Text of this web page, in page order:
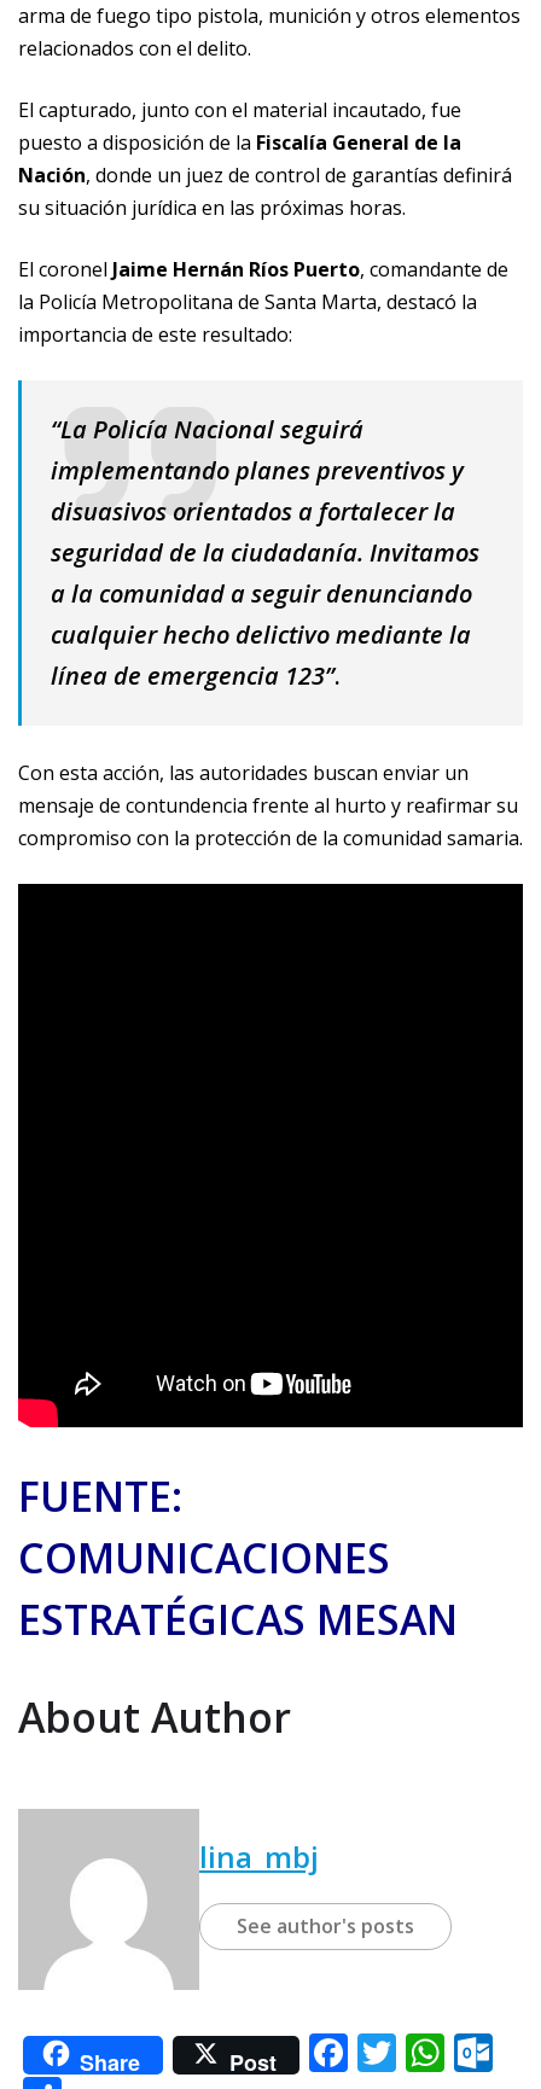
arma de fuego tipo pistola, munición y otros elementos
relacionados con el delito.
El capturado, junto con el material incautado, fue
puesto a disposición de la Fiscalía General de la
Nación, donde un juez de control de garantías definirá
su situación jurídica en las próximas horas.
El coronel Jaime Hernán Ríos Puerto, comandante de
la Policía Metropolitana de Santa Marta, destacó la
importancia de este resultado:
“La Policía Nacional seguirá
implementando planes preventivos y
disuasivos orientados a fortalecer la
seguridad de la ciudadanía. Invitamos
a la comunidad a seguir denunciando
cualquier hecho delictivo mediante la
línea de emergencia 123”.
Con esta acción, las autoridades buscan enviar un
mensaje de contundencia frente al hurto y reafirmar su
compromiso con la protección de la comunidad samaria.
FUENTE:
COMUNICACIONES
ESTRATÉGICAS MESAN
About Author
lina_mbj
See author's posts
Share Post F T W